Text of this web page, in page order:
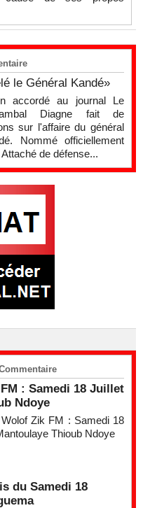
le Général Kandé»
accordé au journal Le
Diagne fait de
sur l'affaire du général
Nommé officiellement
de défense...
: Samedi 18 Juillet
Ndoye
Zik FM : Samedi 18
Thioub Ndoye
du Samedi 18